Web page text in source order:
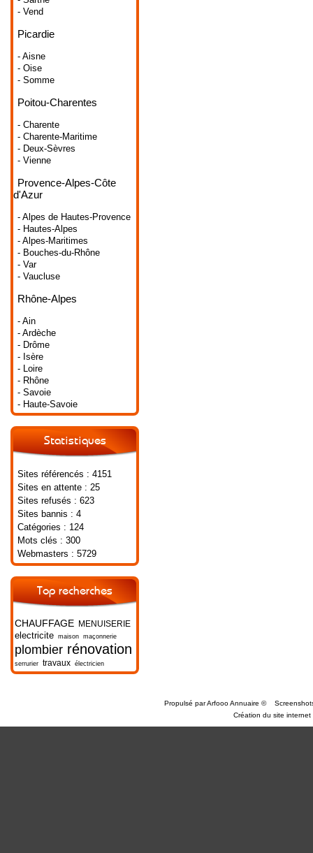
- Vend
Picardie
- Aisne
- Oise
- Somme
Poitou-Charentes
- Charente
- Charente-Maritime
- Deux-Sèvres
- Vienne
Provence-Alpes-Côte
d'Azur
- Alpes de Hautes-Provence
- Hautes-Alpes
- Alpes-Maritimes
- Bouches-du-Rhône
- Var
- Vaucluse
Rhône-Alpes
- Ain
- Ardèche
- Drôme
- Isère
- Loire
- Rhône
- Savoie
- Haute-Savoie
Statistiques
Sites référencés : 4151
Sites en attente : 25
Sites refusés : 623
Sites bannis : 4
Catégories : 124
Mots clés : 300
Webmasters : 5729
Top recherches
CHAUFFAGE MENUISERIE
electricite maison maçonnerie
plombier rénovation
serrurier travaux électricien
Propulsé parArfooo Annuaire ©
Création du site internet